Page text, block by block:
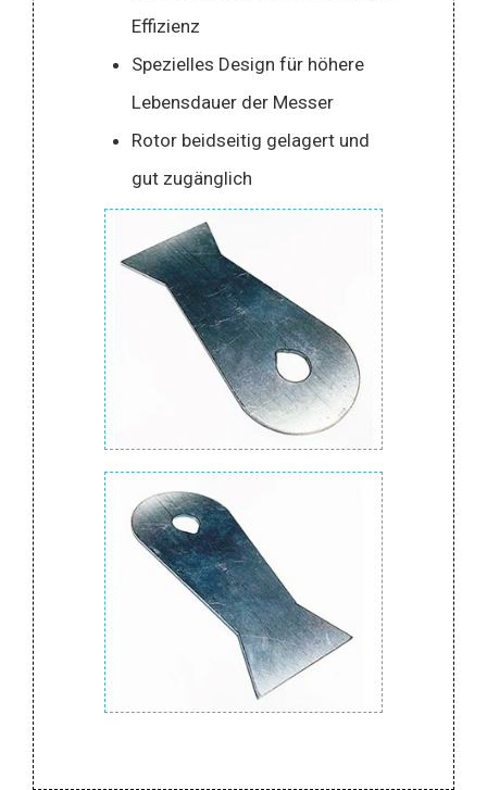
Effizienz
Spezielles Design für höhere
Lebensdauer der Messer
Rotor beidseitig gelagert und
gut zugänglich